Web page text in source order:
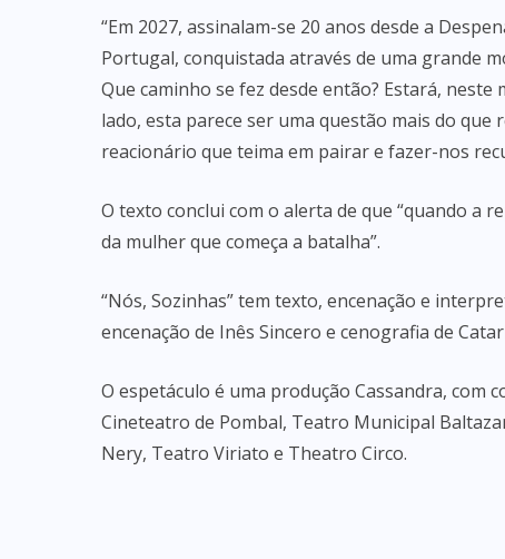
“Em 2027, assinalam-se 20 anos desde a
Portugal, conquistada através de uma grande
Que caminho se fez desde então? Estará,
lado, esta parece ser uma questão mais do
reacionário que teima em pairar e fazer-nos
O texto conclui com o alerta de que “quando a
da mulher que começa a batalha”.
“Nós, Sozinhas” tem texto, encenação e
encenação de Inês Sincero e cenografia de
O espetáculo é uma produção Cassandra, com
Cineteatro de Pombal, Teatro Municipal
Nery, Teatro Viriato e Theatro Circo.